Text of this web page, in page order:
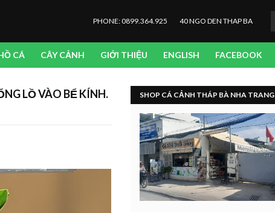
PHONE: 0899.364.925 40 NGO DEN THAP BA
CÁ CÂY CẢNH GIỚI THIỆU ENGLISH FACEBOOK
LỒ VÀO BỂ KÍNH.
SHOP CÁ CẢNH THÁP BÀ NHA TRANG